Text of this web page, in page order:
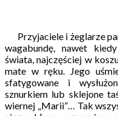
Przyjaciele i żeglarze
wagabundę, nawet
świata, najczęściej w
mate w ręku. Jego
sfatygowane i
sznurkiem lub sklejone
wiernej „Marii”… Tak